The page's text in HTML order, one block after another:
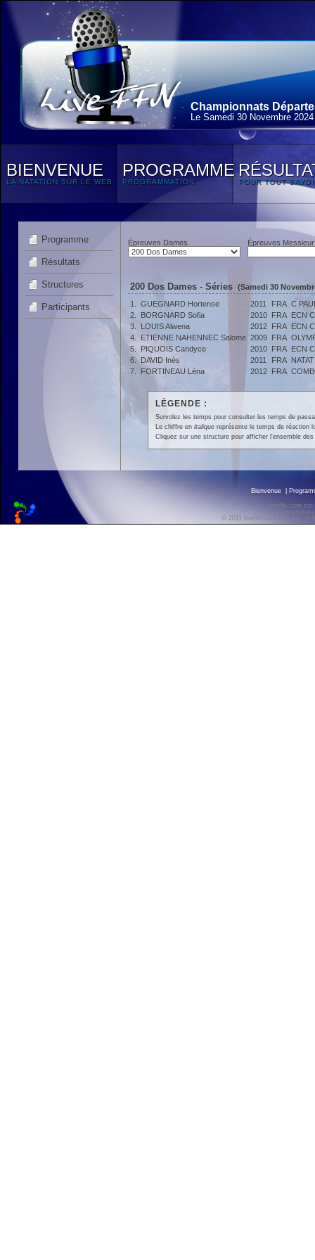
Championnats
Le Samedi 30 Novembre 2024
BIENVENUE
LA NATATION SUR LE WEB
PROGRAMME
PROGRAMMATION POUR TOUT
Programme
Résultats
Structures
Participants
Épreuves Dames Épreuves
200 Dos Dames - Séries (Samedi 30
1.
GUEGNARD Hortense 2011 FRA C
2.
BORGNARD Sofia 2010 FRA ECN
3.
LOUIS Alwena 2012 FRA ECN
4.
ETIENNE NAHENNEC Salome 2009 FRA
5.
PIQUOIS Candyce 2010 FRA ECN
6. DAVID Inès 2011 FRA
7.
FORTINEAU Léna 2012 FRA
LÉGENDE :
Survolez les temps pour consulter les temps de
Le chiffre en italiquereprésente le temps de réaction
Cliquez sur une structure pour afficher l'ensemble
Bienvenue
liveffn.com
Ce site
© 2011 liveffn.com version :